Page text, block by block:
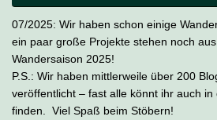
07/2025: Wir haben schon einige
ein paar große Projekte stehen noch
Wandersaison 2025!
P.S.: Wir haben mittlerweile über 200
veröffentlicht – fast alle könnt ihr auch
finden. Viel Spaß beim Stöbern!